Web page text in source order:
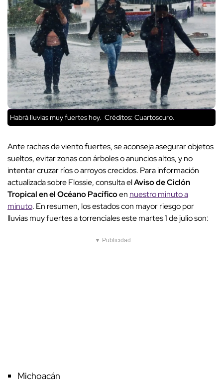
Habrá lluvias muy fuertes hoy. Créditos: Cuartoscuro.
Ante rachas de viento fuertes, se aconseja asegurar objetos
sueltos, evitar zonas con árboles o anuncios altos, y no
intentar cruzar ríos o arroyos crecidos. Para información
actualizada sobre Flossie, consulta elAviso de Ciclón
Tropical en el Océano Pacíficoen nuestro minuto a
minuto. En resumen, los estados con mayor riesgo por
lluvias muy fuertes a torrenciales este martes 1 de julio son:
▼ Publicidad
Michoacán